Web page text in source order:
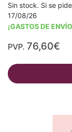
Sin stock. Si se
17/08/26
¡GASTOS DE
PVP. 76,60€